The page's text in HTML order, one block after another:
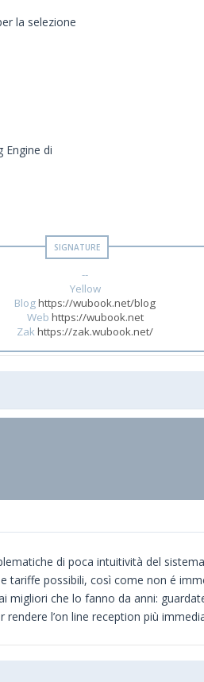
la selezione
di
--
Yellow
Bloghttps://wubook.net/blog
Web https://wubook.net
Zakhttps://zak.wubook.net/
di poca intuitività del
tariffe possibili, così come non é
che lo fanno da anni:
l’on line reception più